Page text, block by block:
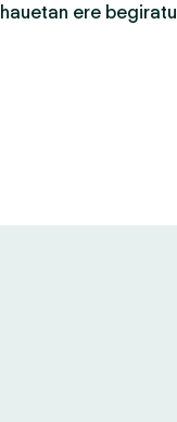
ere begiratu